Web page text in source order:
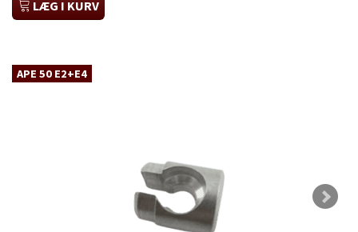
LÆG I KURV
APE 50 E2+E4